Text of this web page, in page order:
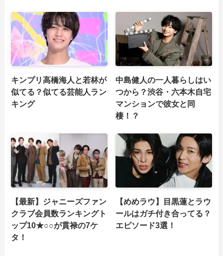
キンプリ高橋海人と若林が
似てる？似てる芸能人ラン
キング
中島健人の一人暮らしはい
つから？渋谷・六本木自宅
マンションで彼女と同
棲！？
【最新】ジャニーズファン
クラブ会員数ランキングト
ップ10★○○が貫禄の7ケ
タ！
【めめラウ】目黒蓮とラウ
ールはガチ付き合ってる？
エピソード3選！